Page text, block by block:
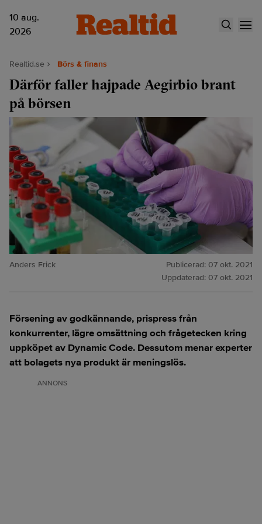
10 aug.
2026
Realtid.se Börs & finans
Därför faller hajpade Aegirbio brant
på börsen
Anders Frick Publicerad: 07 okt. 2021
Uppdaterad: 07 okt. 2021
Försening av godkännande, prispress från
konkurrenter, lägre omsättning och frågetecken kring
uppköpet av Dynamic Code. Dessutom menar experter
att bolagets nya produkt är meningslös.
ANNONS